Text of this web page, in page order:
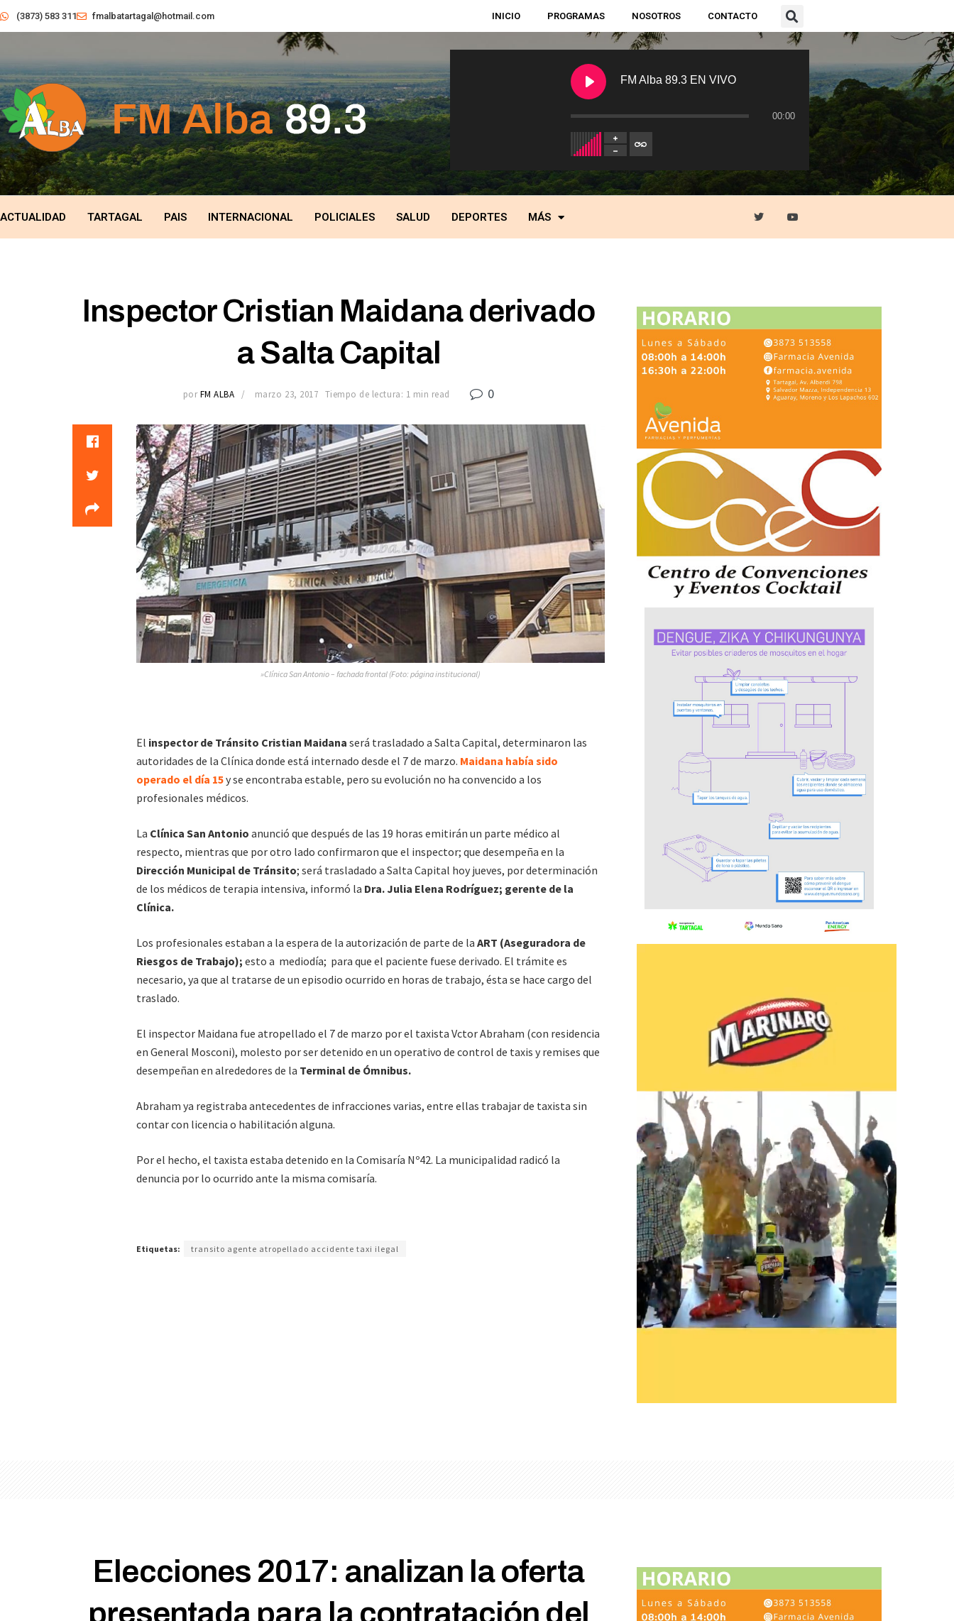
(3873) 583 311 fmalbatartagal@hotmail.com INICIO PROGRAMAS NOSOTROS CONTACTO
FM Alba 89.3 EN VIVO
00:00
ACTUALIDAD TARTAGAL PAIS INTERNACIONAL POLICIALES SALUD DEPORTES MÁS
Inspector Cristian Maidana derivado
a Salta Capital
por FM ALBA marzo 23, 2017 Tiempo de lectura: 1 min read 0
»Clínica San Antonio – fachada frontal (Foto: página institucional)
El inspector de Tránsito Cristian Maidana será trasladado a Salta Capital, determinaron las
autoridades de la Clínica donde está internado desde el 7 de marzo. Maidana había sido
operado el día 15y se encontraba estable, pero su evolución no ha convencido a los
profesionales médicos.
La Clínica San Antonio anunció que después de las 19 horas emitirán un parte médico al
respecto, mientras que por otro lado confirmaron que el inspector; que desempeña en la
Dirección Municipal de Tránsito; será trasladado a Salta Capital hoy jueves, por determinación
de los médicos de terapia intensiva, informó la Dra. Julia Elena Rodríguez; gerente de la
Clínica.
Los profesionales estaban a la espera de la autorización de parte de la ART (Aseguradora de
Riesgos de Trabajo); esto a mediodía; para que el paciente fuese derivado. El trámite es
necesario, ya que al tratarse de un episodio ocurrido en horas de trabajo, ésta se hace cargo del
traslado.
El inspector Maidana fue atropellado el 7 de marzo por el taxista Vctor Abraham (con residencia
en General Mosconi), molesto por ser detenido en un operativo de control de taxis y remises que
desempeñan en alrededores de la Terminal de Ómnibus.
Abraham ya registraba antecedentes de infracciones varias, entre ellas trabajar de taxista sin
contar con licencia o habilitación alguna.
Por el hecho, el taxista estaba detenido en la Comisaría Nº42. La municipalidad radicó la
denuncia por lo ocurrido ante la misma comisaría.
Etiquetas: transito agente atropellado accidente taxi ilegal
Elecciones 2017: analizan la oferta
presentada para la contratación del